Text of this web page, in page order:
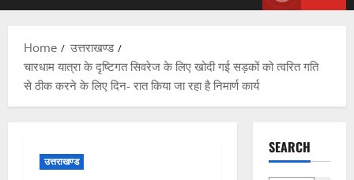
Home
उत्तराखण्ड
चारधाम यात्रा के दृष्टिगत सिवरेज के लिए खोदी गई सड़कों को त्वरित गति
से ठीक करने के लिए दिन- रात किया जा रहा है निमार्ण कार्य
उत्तराखण्ड
SEARCH